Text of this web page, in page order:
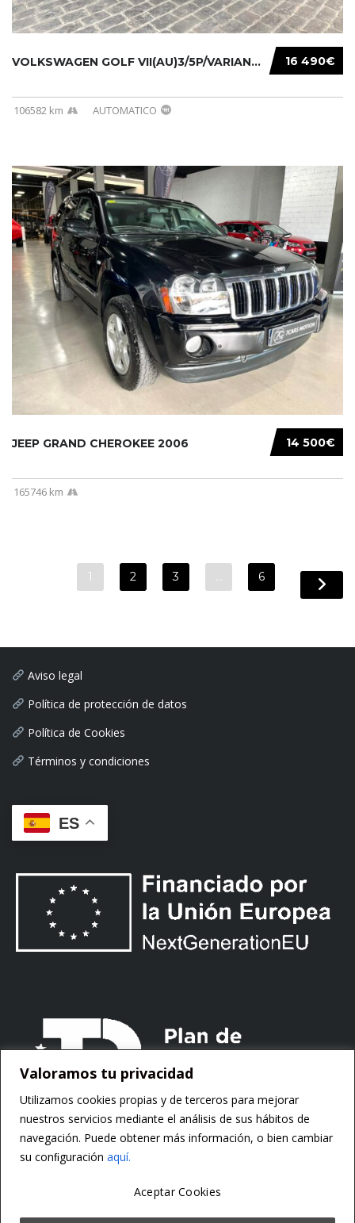
Valoramos tu privacidad
Utilizamos cookies propias y de terceros para mejorar
nuestros servicios mediante el análisis de sus hábitos de
navegación. Puede obtener más información, o bien cambiar
su conﬁguración aquí.
Aceptar Cookies
16 490€
VOLKSWAGEN GOLF VII(AU)3/5P/VARIANT(12-16 20...
106582 km AUTOMATICO
14 500€
JEEP GRAND CHEROKEE 2006
165746 km
1 2 3 … 6
Aviso legal
Política de protección de datos
Política de Cookies
Términos y condiciones
ES